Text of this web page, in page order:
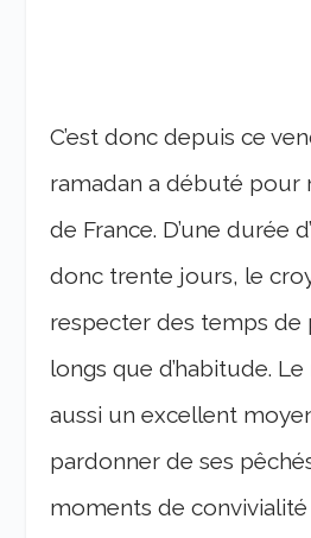
C’est donc depuis ce
ramadan a débuté pour
de France. D’une durée
donc trente jours, le
respecter des temps de
longs que d’habitude.
aussi un excellent
pardonner de ses
moments de